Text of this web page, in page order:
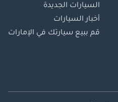
السيارات الجديدة
أخبار السيارات
قم ببيع سيارتك في الإمارات